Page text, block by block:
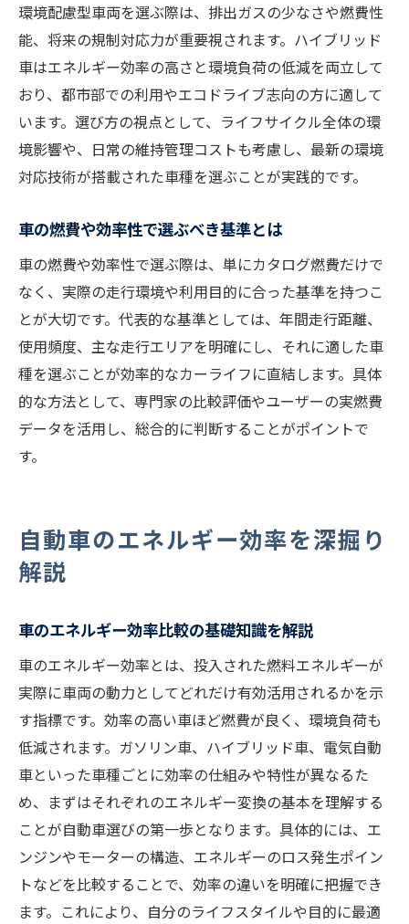
環境配慮型車両を選ぶ際は、排出ガスの少なさや燃費性
能、将来の規制対応力が重要視されます。ハイブリッド
車はエネルギー効率の高さと環境負荷の低減を両立して
おり、都市部での利用やエコドライブ志向の方に適して
います。選び方の視点として、ライフサイクル全体の環
境影響や、日常の維持管理コストも考慮し、最新の環境
対応技術が搭載された車種を選ぶことが実践的です。
車の燃費や効率性で選ぶべき基準とは
車の燃費や効率性で選ぶ際は、単にカタログ燃費だけで
なく、実際の走行環境や利用目的に合った基準を持つこ
とが大切です。代表的な基準としては、年間走行距離、
使用頻度、主な走行エリアを明確にし、それに適した車
種を選ぶことが効率的なカーライフに直結します。具体
的な方法として、専門家の比較評価やユーザーの実燃費
データを活用し、総合的に判断することがポイントで
す。
自動車のエネルギー効率を深掘り
解説
車のエネルギー効率比較の基礎知識を解説
車のエネルギー効率とは、投入された燃料エネルギーが
実際に車両の動力としてどれだけ有効活用されるかを示
す指標です。効率の高い車ほど燃費が良く、環境負荷も
低減されます。ガソリン車、ハイブリッド車、電気自動
車といった車種ごとに効率の仕組みや特性が異なるた
め、まずはそれぞれのエネルギー変換の基本を理解する
ことが自動車選びの第一歩となります。具体的には、エ
ンジンやモーターの構造、エネルギーのロス発生ポイン
トなどを比較することで、効率の違いを明確に把握でき
ます。これにより、自分のライフスタイルや目的に最適